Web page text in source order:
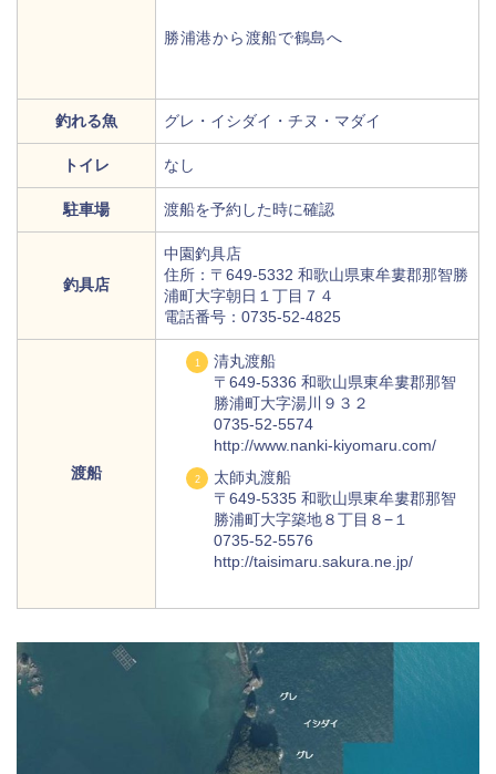
勝浦港から渡船で鶴島へ
釣れる魚 グレ・イシダイ・チヌ・マダイ
トイレ なし
駐車場 渡船を予約した時に確認
釣具店
中園釣具店
住所：〒649-5332 和歌山県東牟婁郡那智勝
浦町大字朝日１丁目７４
電話番号：0735-52-4825
渡船
清丸渡船
〒649-5336 和歌山県東牟婁郡那智
勝浦町大字湯川９３２
0735-52-5574
http://www.nanki-kiyomaru.com/
太師丸渡船
〒649-5335 和歌山県東牟婁郡那智
勝浦町大字築地８丁目８−１
0735-52-5576
http://taisimaru.sakura.ne.jp/